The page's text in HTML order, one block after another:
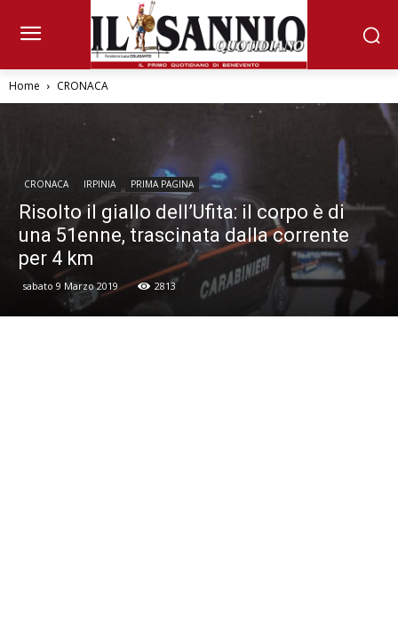
Home CRONACA
CRONACA IRPINIA PRIMA PAGINA
Risolto il giallo dell’Ufita: il corpo è di
una 51enne, trascinata dalla corrente
per 4 km
sabato 9 Marzo 2019 2813